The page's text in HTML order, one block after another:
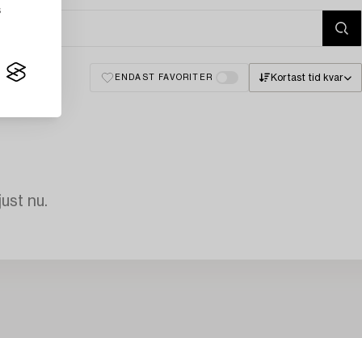
ENDAST FAVORITER Kortast tid kvar
nu.